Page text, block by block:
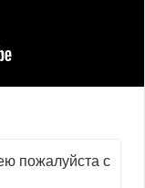
пожалуйста с